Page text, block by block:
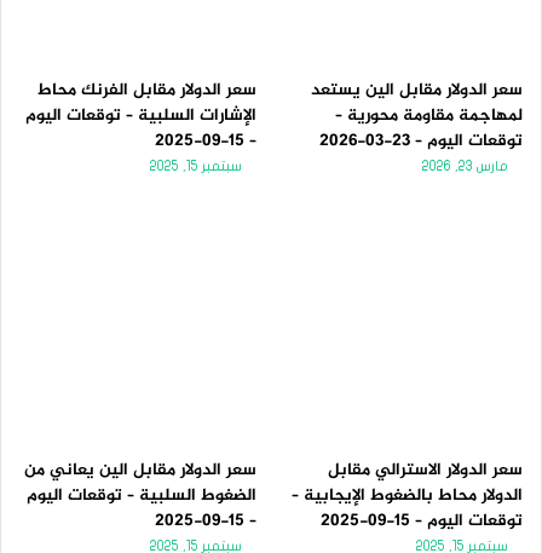
سعر الدولار مقابل الين يستعد
لمهاجمة مقاومة محورية –
توقعات اليوم – 23-03-2026
مارس 23, 2026
سعر الدولار مقابل الفرنك محاط
الإشارات السلبية – توقعات اليوم
– 15-09-2025
سبتمبر 15, 2025
سعر الدولار الاسترالي مقابل
الدولار محاط بالضغوط الإيجابية –
توقعات اليوم – 15-09-2025
سبتمبر 15, 2025
سعر الدولار مقابل الين يعاني من
الضغوط السلبية – توقعات اليوم
– 15-09-2025
سبتمبر 15, 2025